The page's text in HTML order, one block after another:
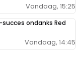
Vandaag, 15:25
ondanks Red
Vandaag, 14:45